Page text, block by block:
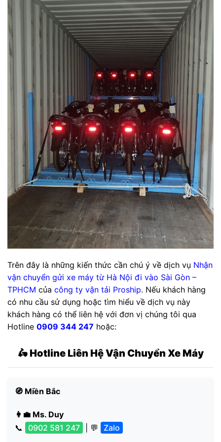
Trên đây là những kiến thức cần chú ý về dịch vụ Nhận
vận chuyển gửi xe máy từ Hà Nội đi vào Sài Gòn –
TPHCM của công ty vận tải Proship. Nếu khách hàng
có nhu cầu sử dụng hoặc tìm hiểu về dịch vụ này
khách hàng có thể liên hệ với đơn vị chúng tôi qua
Hotline 0909 344 247 hoặc:
🛵 Hotline Liên Hệ Vận Chuyển Xe Máy
🧭 Miền Bắc
👩‍💼 Ms. Duy
📞
0902 581 247 | 💬 Zalo